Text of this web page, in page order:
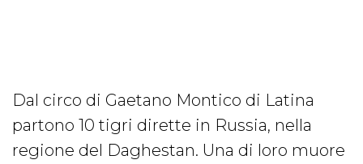
Dal circo di Gaetano Montico di Latina
partono 10 tigri dirette in Russia, nella
regione del Daghestan. Una di loro muore